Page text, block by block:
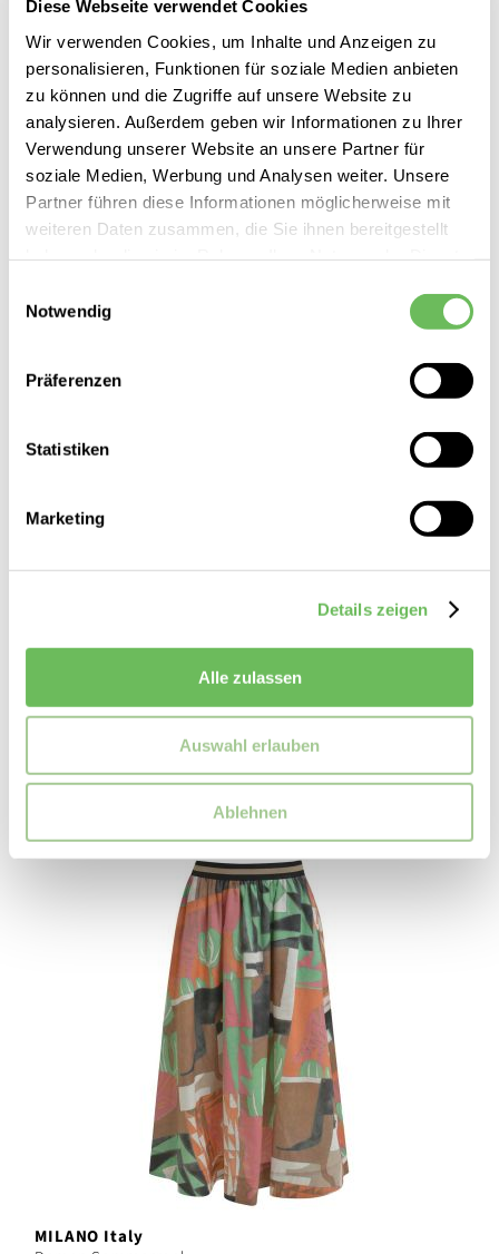
Diese Webseite verwendet Cookies
Wir verwenden Cookies, um Inhalte und Anzeigen zu
personalisieren, Funktionen für soziale Medien anbieten
zu können und die Zugriffe auf unsere Website zu
analysieren. Außerdem geben wir Informationen zu Ihrer
Verwendung unserer Website an unsere Partner für
soziale Medien, Werbung und Analysen weiter. Unsere
Partner führen diese Informationen möglicherweise mit
weiteren Daten zusammen, die Sie ihnen bereitgestellt
Notwendig
Präferenzen
Statistiken
Marketing
Details zeigen
Alle zulassen
Auswahl erlauben
Ablehnen
DOROTHEE SCHUMACHER
Damen Midirock
350,00 €
179,99 €
189,95 €
139,99 €
MILANO Italy